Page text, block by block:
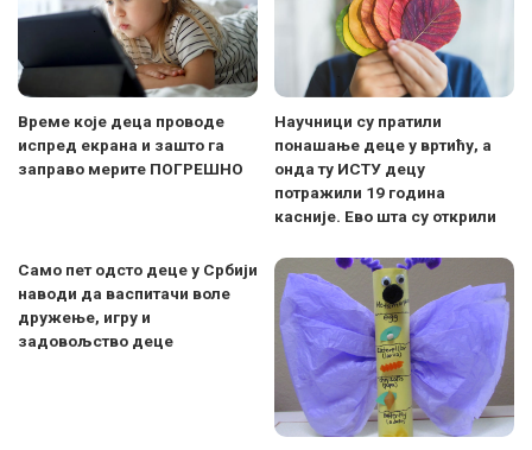
Време које деца проводе
испред екрана и зашто га
заправо мерите ПОГРЕШНО
Научници су пратили
понашање деце у вртићу, а
онда ту ИСТУ децу
потражили 19 година
касније. Ево шта су открили
Само пет одсто деце у Србији
наводи да васпитачи воле
дружење, игру и
задовољство деце